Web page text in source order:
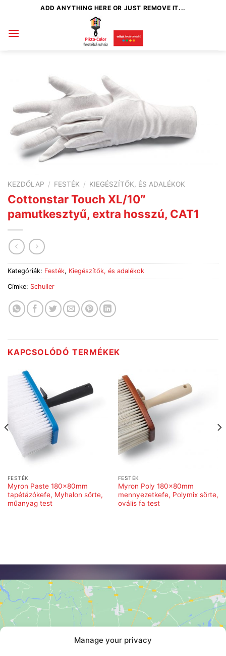
Manage your privacy
content
ADD ANYTHING HERE OR JUST REMOVE IT...
KEZDŐLAP / FESTÉK / KIEGÉSZÍTŐK, ÉS ADALÉKOK
Cottonstar Touch XL/10″
pamutkesztyű, extra hosszú, CAT1
Kategóriák: Festék, Kiegészítők, és adalékok
Címke: Schuller
KAPCSOLÓDÓ TERMÉKEK
FESTÉK
Myron Paste 180x80mm
tapétázókefe, Myhalon sörte,
műanyag test
FESTÉK
Myron Poly 180x80mm
mennyezetkefe, Polymix sörte,
ovális fa test
Click 'I agree' to enable Google maps